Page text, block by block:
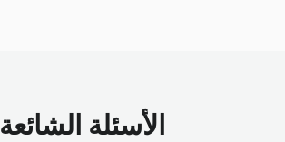
الأسئلة الشائعة